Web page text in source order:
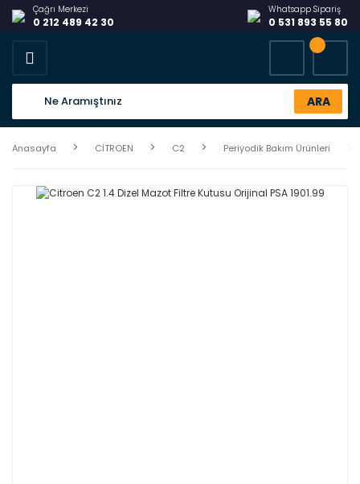
Çağrı Merkezi
0 212 489 42 30
Whatsapp Sipariş
0 531 893 55 80
ARA
Anasayfa CİTROEN C2 Periyodik Bakım Ürünleri